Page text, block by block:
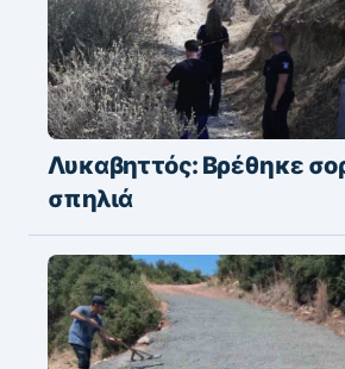
Λυκαβηττός: Βρέθηκε
σπηλιά